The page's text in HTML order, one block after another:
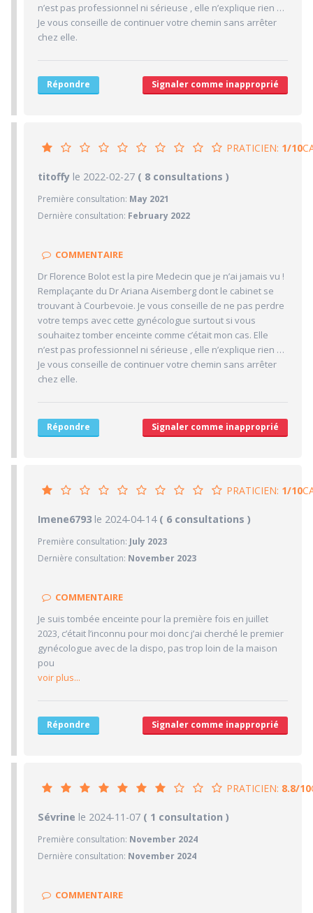
1/10 Stationnements alentours
2/10
n’est pas professionnel ni sérieuse , elle n’explique rien …
Je vous conseille de continuer votre chemin sans arrêter
chez elle.
Répondre Signaler comme inapproprié
PRATICIEN: 1/10
PRATICIEN1/10
1/10 Confiance accordée
1/10 Sympathie
Ponctualité/Temps en salle d'attente/Retard
CABINET/LOCAUX1.3/10
1/10 Desserte par les transports en commun
1/10 Stationnements alentours
2/10
titoffy le 2022-02-27 ( 8 consultations )
Première consultation: May 2021
Dernière consultation: February 2022
COMMENTAIRE
Dr Florence Bolot est la pire Medecin que je n’ai jamais vu !
Remplaçante du Dr Ariana Aisemberg dont le cabinet se
trouvant à Courbevoie. Je vous conseille de ne pas perdre
votre temps avec cette gynécologue surtout si vous
souhaitez tomber enceinte comme c’était mon cas. Elle
n’est pas professionnel ni sérieuse , elle n’explique rien …
Je vous conseille de continuer votre chemin sans arrêter
chez elle.
Répondre Signaler comme inapproprié
PRATICIEN: 1/10
PRATICIEN1/10
1/10 Confiance accordée
1/10 Sympathie
Ponctualité/Temps en salle d'attente/Retard
CABINET/LOCAUX1/10
1/10
1/10 Agréabilité des locaux
Imene6793 le 2024-04-14 ( 6 consultations )
Première consultation: July 2023
Dernière consultation: November 2023
COMMENTAIRE
Je suis tombée enceinte pour la première fois en juillet
2023, c’était l’inconnu pour moi donc j’ai cherché le premier
gynécologue avec de la dispo, pas trop loin de la maison
pou
voir plus...
Répondre Signaler comme inapproprié
PRATICIEN: 8.8/10
PRATICIEN8.8/10
10/10 Confiance accordée
10/10 Sympathie
Sévrine le 2024-11-07 ( 1 consultation )
Première consultation: November 2024
Dernière consultation: November 2024
COMMENTAIRE